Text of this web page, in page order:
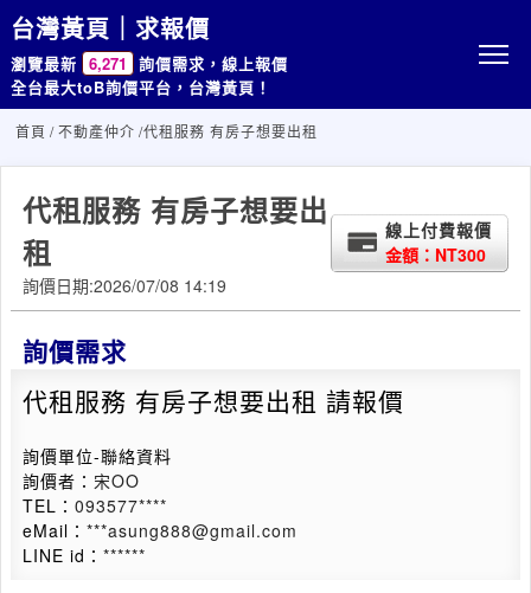
台灣黃頁｜求報價
瀏覽最新 6,271
詢價需求，線上報價
全台最大toB詢價平台，台灣黃頁！
首頁 /不動產仲介 /代租服務 有房子想要出租
代租服務 有房子想要出
租
詢價日期:2026/07/08 14:19
線上付費報價
金額：NT300
詢價需求
代租服務 有房子想要出租 請報價
詢價單位-聯絡資料
詢價者： 宋OO
TEL： 093577****
eMail： ***asung888@gmail.com
LINE id： ******